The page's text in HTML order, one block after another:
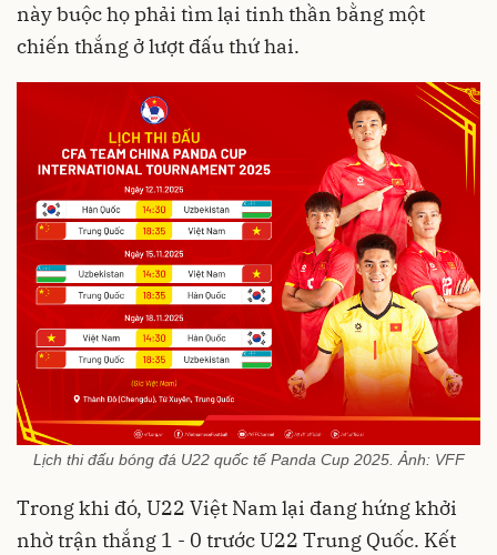
này buộc họ phải tìm lại tinh thần bằng một
chiến thắng ở lượt đấu thứ hai.
Lịch thi đấu bóng đá U22 quốc tế Panda Cup 2025. Ảnh: VFF
Trong khi đó, U22 Việt Nam lại đang hứng khởi
nhờ trận thắng 1 - 0 trước U22 Trung Quốc. Kết